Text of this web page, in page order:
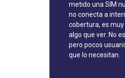
metido una SIM
no conecta a
cobertura, es
algo que ver. No
pero pocos
que lo necesitan.